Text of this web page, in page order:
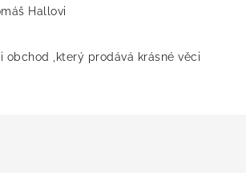
Hallovi
obchod ,který prodává krásné věci